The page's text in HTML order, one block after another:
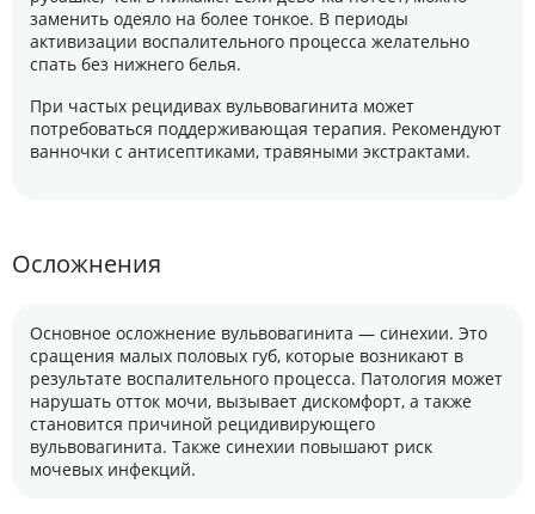
заменить одеяло на более тонкое. В периоды
активизации воспалительного процесса желательно
спать без нижнего белья.
При частых рецидивах вульвовагинита может
потребоваться поддерживающая терапия. Рекомендуют
ванночки с антисептиками, травяными экстрактами.
Осложнения
Основное осложнение вульвовагинита — синехии. Это
сращения малых половых губ, которые возникают в
результате воспалительного процесса. Патология может
нарушать отток мочи, вызывает дискомфорт, а также
становится причиной рецидивирующего
вульвовагинита. Также синехии повышают риск
мочевых инфекций.